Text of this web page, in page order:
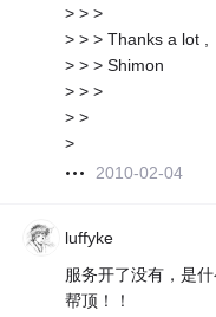
> > >
> > > Thanks a lot ,
> > > Shimon
> > >
> >
>
2010-02-04
luffyke
服务开了没有，是
帮顶！！